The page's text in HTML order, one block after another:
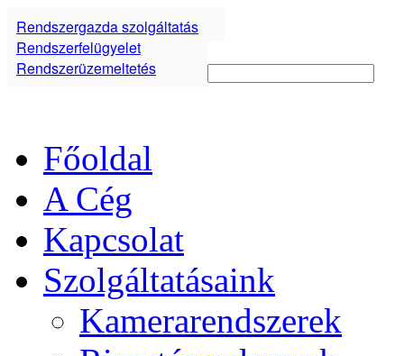
Rendszergazda szolgáltatás
Rendszerfelügyelet
Rendszerüzemeltetés
Főoldal
A Cég
Kapcsolat
Szolgáltatásaink
Kamerarendszerek